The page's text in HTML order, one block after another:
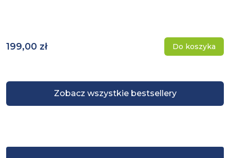
Zobacz wszystkie bestsellery
199,00 zł Do koszyka